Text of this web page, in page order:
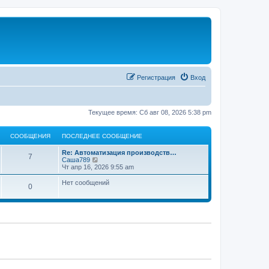
Вход
Регистрация
Текущее время: Сб авг 08, 2026 5:38 pm
СООБЩЕНИЯ ПОСЛЕДНЕЕ СООБЩЕНИЕ
7
Re: Автоматизация производств…
Саша789
е
р
е
и
о
н
Чт апр 16, 2026 9:55 am
0 Нет сообщений